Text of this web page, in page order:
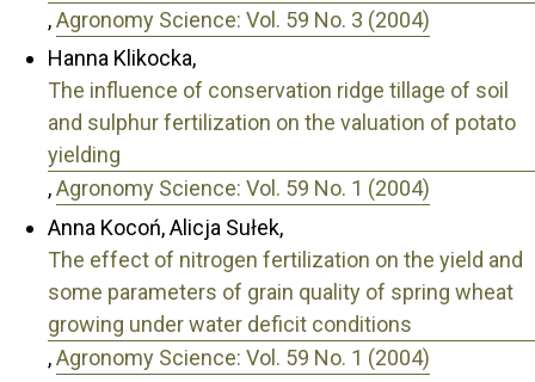
,Agronomy Science: Vol. 59 No. 3 (2004)
Hanna Klikocka,
The influence of conservation ridge tillage of soil
and sulphur fertilization on the valuation of potato
yielding
,Agronomy Science: Vol. 59 No. 1 (2004)
Anna Kocoń, Alicja Sułek,
The effect of nitrogen fertilization on the yield and
some parameters of grain quality of spring wheat
growing under water deficit conditions
,Agronomy Science: Vol. 59 No. 1 (2004)